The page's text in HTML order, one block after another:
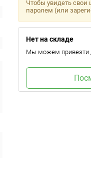
Чтобы увидеть
паролем (или
Нет на складе
Мы можем привезти